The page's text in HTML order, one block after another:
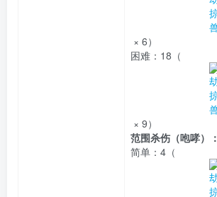
× 6）
困难： 18（
× 9）
范围杀伤（咆哮）：
简单： 4（